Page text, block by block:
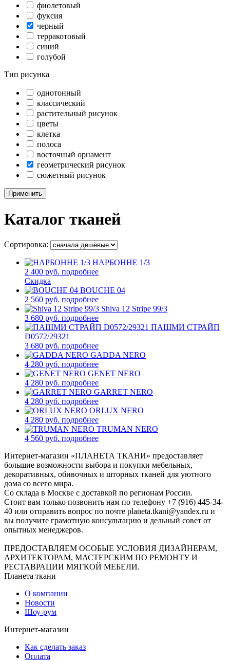
фиолетовый
фуксия
черный
терракотовый
синий
голубой
Тип рисунка
однотонный
классический
растительный рисунок
цветы
клетка
полоса
восточный орнамент
геометрический рисунок
сюжетный рисунок
Применить
Каталог тканей
Сортировка:
НАРБОННЕ 1/3
2 400 руб. подробнее
Скидка
BOUCHE 04
2 560 руб. подробнее
Shiva 12 Stripe 99/3
3 680 руб. подробнее
ПАШМИ СТРАЙП
D0572/29321
3 680 руб. подробнее
GADDA NERO
4 280 руб. подробнее
GENET NERO
4 280 руб. подробнее
GARRET NERO
4 280 руб. подробнее
ORLUX NERO
4 280 руб. подробнее
TRUMAN NERO
4 560 руб. подробнее
Интернет-магазин «ПЛАНЕТА ТКАНИ» предоставляет
большие возможности выбора и покупки мебельных,
декоративных, обивочных и шторных тканей для уютного
дома со всего мира.
Со склада в Москве с доставкой по регионам России.
Стоит вам только позвонить нам по телефону +7 (916) 445-34-
40 или отправить вопрос по почте planeta.tkani@yandex.ru и
вы получите грамотную консультацию и дельный совет от
опытных менеджеров.
ПРЕДОСТАВЛЯЕМ ОСОБЫЕ УСЛОВИЯ ДИЗАЙНЕРАМ,
АРХИТЕКТОРАМ, МАСТЕРСКИМ ПО РЕМОНТУ И
РЕСТАВРАЦИИ МЯГКОЙ МЕБЕЛИ.
Планета ткани
О компании
Новости
Шоу-рум
Интернет-магазин
Как сделать заказ
Оплата